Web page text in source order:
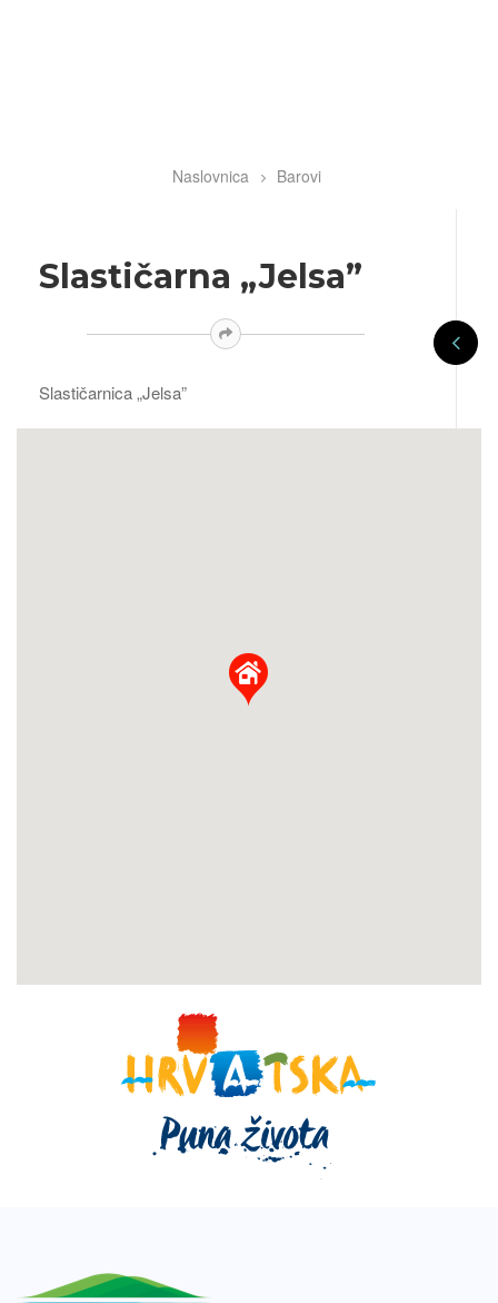
BreadcrumbNaslovnica Barovi
Slastičarna „Jelsa”
Slastičarnica „Jelsa”